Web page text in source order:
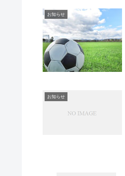
お知らせ
お知らせ